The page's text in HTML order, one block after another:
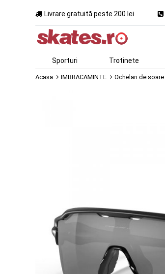
Livrare gratuită peste 200 lei
Sporturi Trotinete
Acasa IMBRACAMINTE Ochelari de soare